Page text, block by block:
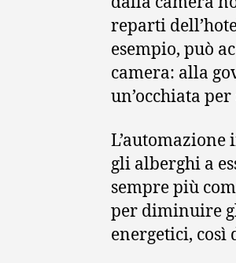
reparti
esempio, può
camera: alla
un’occhiata
L’automazione
gli alberghi a
sempre più
per diminuire
energetici, così